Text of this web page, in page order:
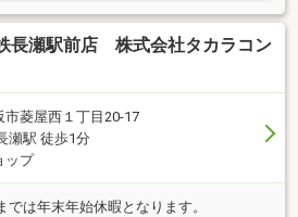
長瀬駅前店 株式会社タカラコン
市菱屋西１丁目20-17
瀬駅 徒歩1分
ップ
では年末年始休暇となります。